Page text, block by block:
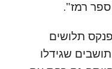
ספר רמז".
תלושים
שגידלו